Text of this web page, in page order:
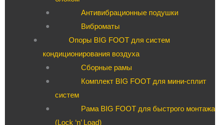
Антивибрационные подушки
Виброматы
Опоры BIG FOOT для систем
кондиционирования воздуха
Сборные рамы
Комплект BIG FOOT для мини-сплит
систем
Рама BIG FOOT для быстрого монтажа
(Lock ‘n’ Load)